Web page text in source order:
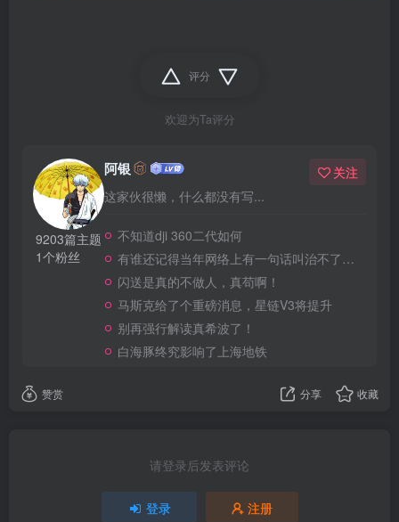
评分
欢迎为Ta评分
9203篇主题
1个粉丝
阿银
这家伙很懒，什么都没有写...
关注
不知道dji 360二代如何
有谁还记得当年网络上有一句话叫治不了洋人还治不了你吗
闪送是真的不做人，真苟啊！
马斯克给了个重磅消息，星链V3将提升
别再强行解读真希波了！
白海豚终究影响了上海地铁
赞赏 分享 收藏
请登录后发表评论
登录 注册